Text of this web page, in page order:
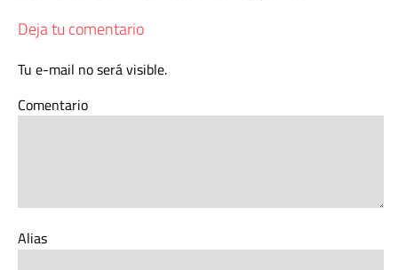
Deja tu comentario
Tu e-mail no será visible.
Comentario
Alias